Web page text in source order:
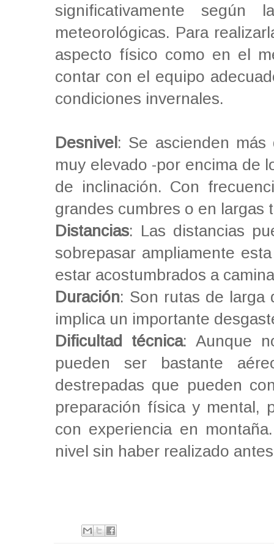
significativamente
meteorológicas. Para
aspecto físico como en el
contar con el equipo
condiciones invernales.
Desnivel : Se ascienden
muy elevado -por encima de
de inclinación. Con
grandes cumbres o en largas
Distancias: Las distancias
sobrepasar ampliamente
estar acostumbrados a
Duración: Son rutas de larga
implica un importante
Dificultad técnica: Aunque
pueden ser bastante
destrepadas que pueden
preparación física y mental,
con experiencia en
nivel sin haber realizado